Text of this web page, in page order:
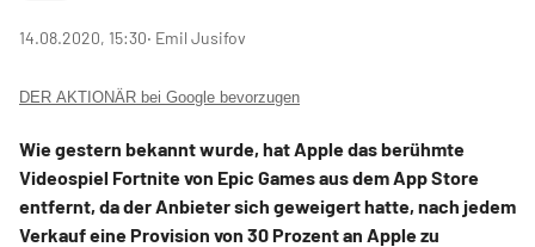
14.08.2020, 15:30‧ Emil Jusifov
DER AKTIONÄR bei Google bevorzugen
Wie gestern bekannt wurde, hat Apple das berühmte
Videospiel Fortnite von Epic Games aus dem App Store
entfernt, da der Anbieter sich geweigert hatte, nach jedem
Verkauf eine Provision von 30 Prozent an Apple zu